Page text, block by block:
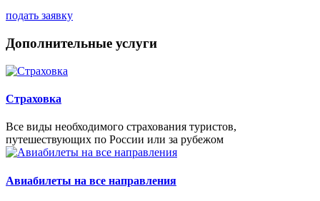
подать заявку
Дополнительные услуги
Страховка
Все виды необходимого страхования туристов,
путешествующих по России или за рубежом
Авиабилеты на все направления